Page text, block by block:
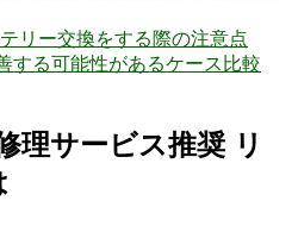
リー交換をする際の注意点
する可能性があるケース比較
理サービス推奨 リ